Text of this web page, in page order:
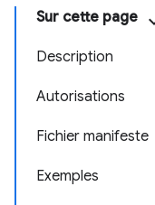
Sur cette page
Description
Autorisations
Fichier manifeste
Exemples